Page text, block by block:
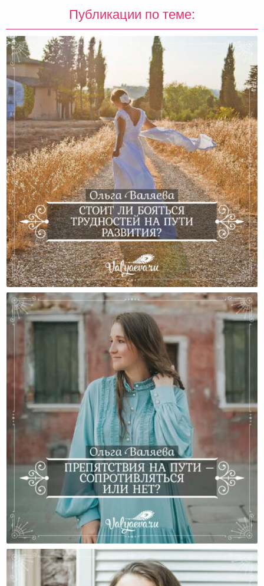
Публикации по теме:
Стоит Ли Бояться Трудностей На Пути Развития?
Препятствия На Пути – Сопротивляться Или Нет?